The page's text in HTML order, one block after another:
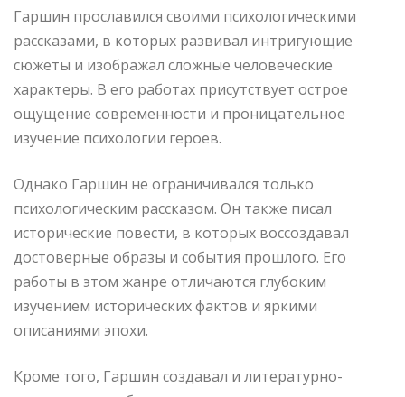
Гаршин прославился своими психологическими
рассказами, в которых развивал интригующие
сюжеты и изображал сложные человеческие
характеры. В его работах присутствует острое
ощущение современности и проницательное
изучение психологии героев.
Однако Гаршин не ограничивался только
психологическим рассказом. Он также писал
исторические повести, в которых воссоздавал
достоверные образы и события прошлого. Его
работы в этом жанре отличаются глубоким
изучением исторических фактов и яркими
описаниями эпохи.
Кроме того, Гаршин создавал и литературно-